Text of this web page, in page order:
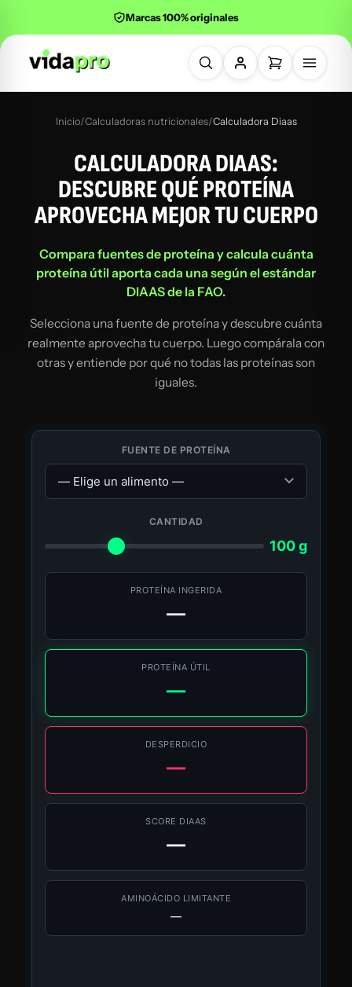
Marcas 100% originales
Buscar productos
Inicio/Calculadoras nutricionales/Calculadora Diaas
CALCULADORA DIAAS:
DESCUBRE QUÉ PROTEÍNA
APROVECHA MEJOR TU CUERPO
Compara fuentes de proteína y calcula cuánta
proteína útil aporta cada una según el estándar
DIAAS de la FAO.
Selecciona una fuente de proteína y descubre cuánta
realmente aprovecha tu cuerpo. Luego compárala con
otras y entiende por qué no todas las proteínas son
iguales.
FUENTE DE PROTEÍNA
CANTIDAD
100 g
PROTEÍNA INGERIDA
—
PROTEÍNA ÚTIL
—
DESPERDICIO
—
SCORE DIAAS
—
AMINOÁCIDO LIMITANTE
—